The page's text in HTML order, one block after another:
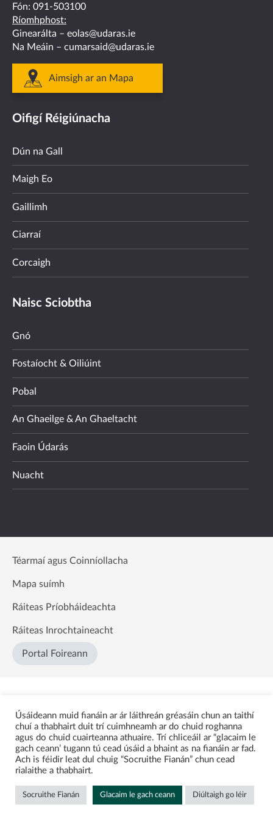
Fón: 091-503100
Ríomhphost:
Ginearálta – eolas@udaras.ie
Na Meáin – cumarsaid@udaras.ie
Aimsigh ar an Mapa
Oifigí Réigiúnacha
Dún na Gall
Maigh Eo
Gaillimh
Ciarraí
Corcaigh
Naisc Sciobtha
Gnó
Fostaíocht & Oiliúint
Pobal
An Ghaeilge & An Ghaeltacht
Faoin Údarás
Nuacht
Téarmaí agus Coinníollacha
Mapa suímh
Ráiteas Príobháideachta
Ráiteas Inrochtaineacht
Portal Foireann
Úsáideann muid fianáin ar ár láithreán gréasáin chun an taithí
chuí a thabhairt duit trí cuimhneamh ar do chuid roghanna
agus do chuid cuairteanna athuaire. Trí chliceáil ar “glacaim le
gach ceann’ tugann tú cead úsáid a bhaint as na fianáin ar fad.
Ach is féidir leat dul chuig “Socruithe Fianán” chun cead
rialaithe a thabhairt.
Socruithe Fianán Glacaim le gach ceann Diúltaigh go léir